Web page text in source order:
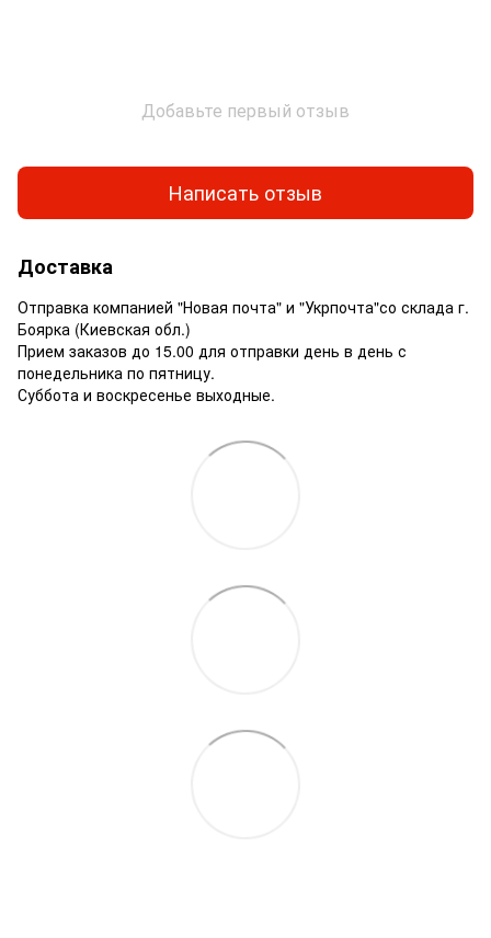
Добавьте первый отзыв
Написать отзыв
Доставка
Отправка компанией "Новая почта" и "Укрпочта"со склада г.
Боярка (Киевская обл.)
Прием заказов до 15.00 для отправки день в день с
понедельника по пятницу.
Суббота и воскресенье выходные.